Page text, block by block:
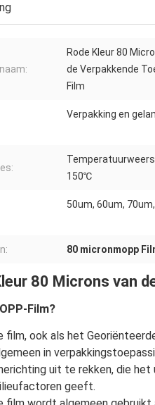
Rode Kleur 80
de Verpakkende
Film
Verpakking en
150℃
50um, 60um,
80 micronmopp
80 Microns van
Film?
film, ook als het
in
uit te rekken, die
geeft.